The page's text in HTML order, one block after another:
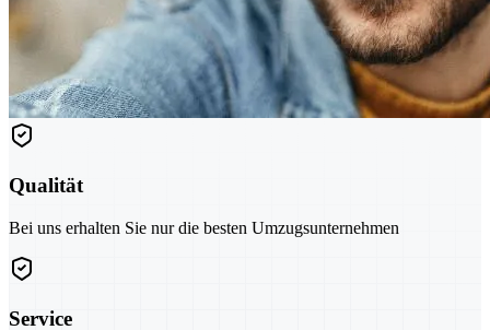
Qualität
Bei uns erhalten Sie nur die besten Umzugsunternehmen
Service